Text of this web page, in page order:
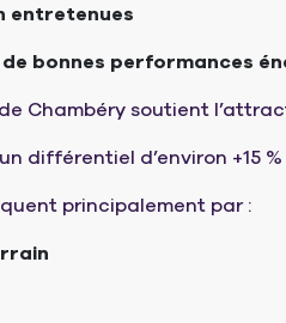
entretenues
bonnes performances
Chambéry soutient
différentiel d’environ +15
principalement par :